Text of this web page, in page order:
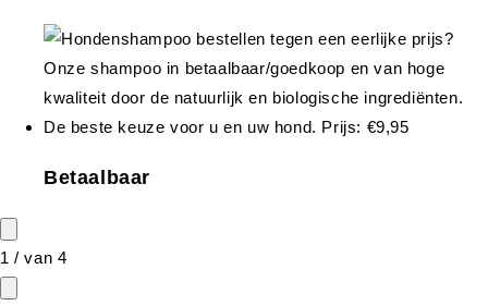
Betaalbaar
1 /van 4